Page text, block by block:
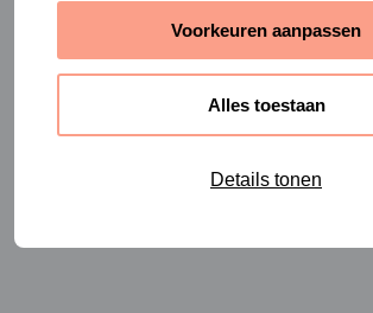
Voorkeuren aanpassen
Alles toestaan
Details tonen